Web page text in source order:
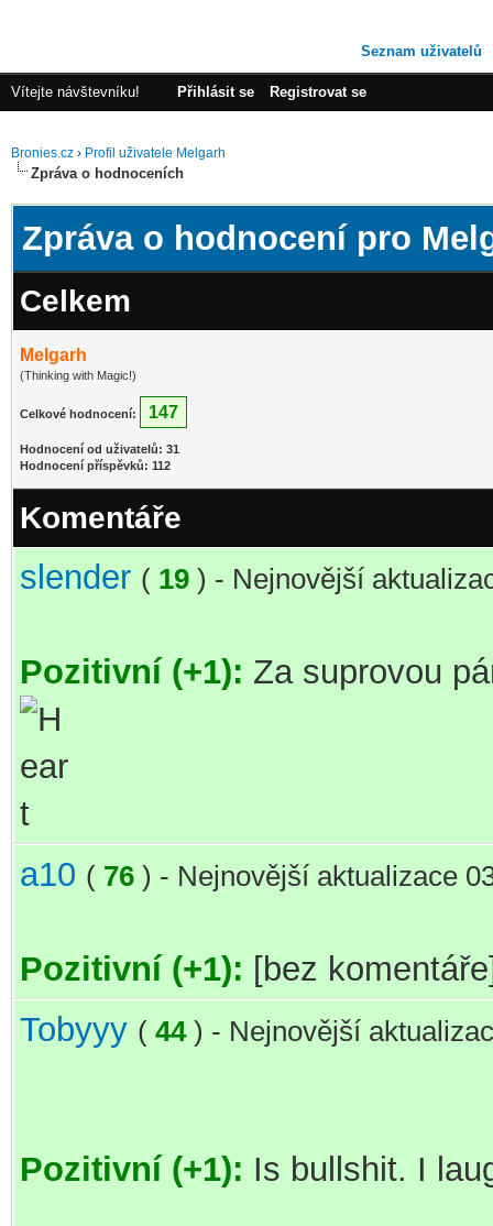
Seznam uživatelů
Vítejte návštevníku! Přihlásit se Registrovat se
Bronies.cz › Profil uživatele Melgarh
Zpráva o hodnoceních
Zpráva o hodnocení pro
Celkem
Melgarh
(Thinking with Magic!)
Celkové hodnocení: 147
Hodnocení od uživatelů: 31
Hodnocení příspěvků: 112
Komentáře
slender ( 19 ) - Nejnovější
Pozitivní (+1): Za suprovou
a10 ( 76 ) - Nejnovější aktualizace
Pozitivní (+1): [bez
Tobyyy ( 44 ) - Nejnovější
Pozitivní (+1): Is bullshit. I